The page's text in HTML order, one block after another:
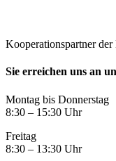
Kooperationspartner
Sie erreichen uns an
Montag bis Donnerstag
8:30 – 15:30 Uhr
Freitag
8:30 – 13:30 Uhr